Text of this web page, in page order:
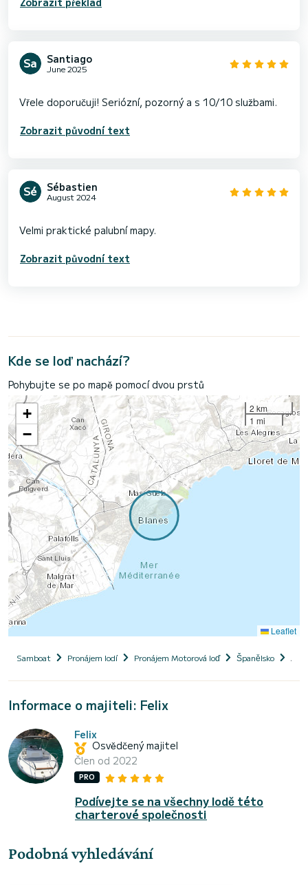
Santiago
June 2025
Zobrazit původní text
Sébastien
August 2024
Zobrazit původní text
Kde se loď nachází?
Pohybujte se po mapě pomocí dvou prstů
+
−
2 km
1 mi
Leaflet
Samboat Pronájem lodí Pronájem Motorová loď Španělsko AV
Informace o majiteli: Felix
Felix
Osvědčený majitel
Člen od 2022
PRO
Podívejte se na všechny lodě této
charterové společnosti
Podobná vyhledávání